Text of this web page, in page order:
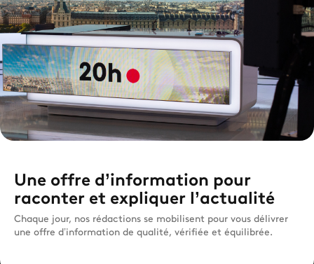
Une offre d’information pour
raconter et expliquer l’actualité
Chaque jour, nos rédactions se mobilisent pour vous délivrer
une offre d’information de qualité, vérifiée et équilibrée.